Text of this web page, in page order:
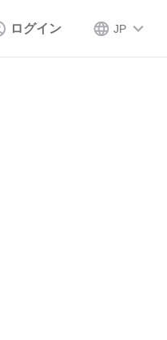
ログイン JP